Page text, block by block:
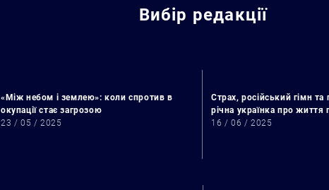
Вибір редакції
«Між небом і землею»: коли спротив в
окупації стає загрозою
23 / 05 / 2025
Страх, російський гімн та
річна українка про життя
16 / 06 / 2025